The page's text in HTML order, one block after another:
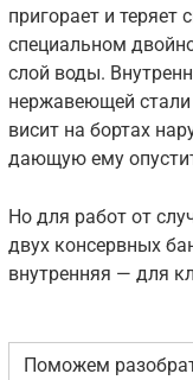
пригорает и теряет
специальном
слой воды.
нержавеющей стали
висит на бортах
дающую ему
Но для работ от
двух консервных
внутренняя — для
Поможем